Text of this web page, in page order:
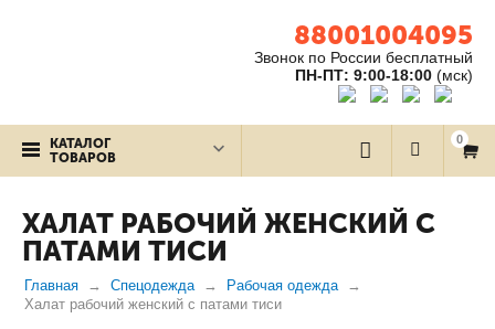
88001004095
Звонок по России бесплатный
ПН-ПТ: 9:00-18:00 (мск)
КАТАЛОГ
ТОВАРОВ
0
ХАЛАТ РАБОЧИЙ ЖЕНСКИЙ С
ПАТАМИ ТИСИ
Главная Спецодежда
Рабочая одежда
Халат рабочий женский с патами тиси